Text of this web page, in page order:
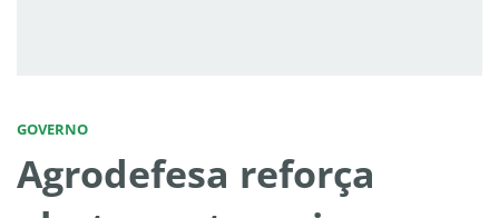
GOVERNO
Agrodefesa reforça